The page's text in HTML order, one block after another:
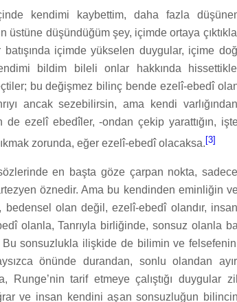
kendimi kaybettim, daha fazla
üstüne düşündüğüm şey, içimde ortaya
içimde yükselen duygular, içime
bildim bileli onlar hakkında
bu değişmez bilinç bende ezelî-ebedî
ancak sezebilirsin, ama kendi
de ezelî ebedîler, -ondan çekip yarattığın,
zorunda, eğer ezelî-ebedî olacaksa. [3]
en başta göze çarpan nokta,
öznedir. Ama bu kendinden eminliğin
olan değil, ezelî-ebedî olandır,
olanla, Tanrıyla birliğinde, sonsuz olanla
Bu sonsuzlukla ilişkide de bilimin ve felsefenin
önünde durandan, sonlu olandan
Runge’nin tarif etmeye çalıştığı duygular
ve insan kendini aşan sonsuzluğun